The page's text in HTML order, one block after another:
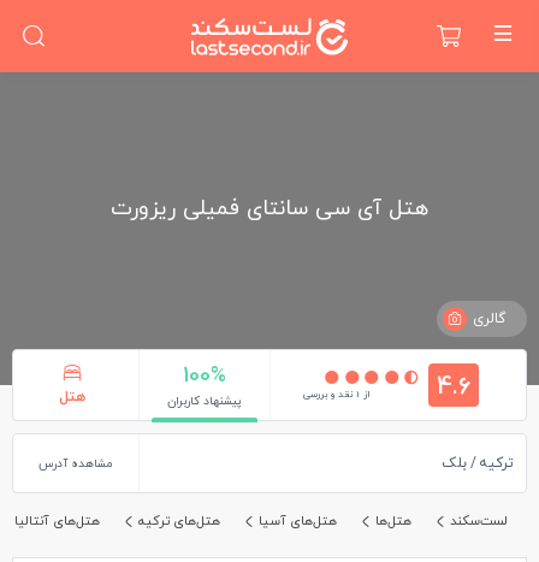
هتل آی سی سانتای فمیلی ریزورت
گالری
4.6 از 1 نقد و بررسی
100%
پیشنهاد کاربران هتل
ترکیه بلک مشاهده آدرس
لست‌سکند هتل‌ها هتل‌های آسیا هتل‌های ترکیه هتل‌های آنتالیا